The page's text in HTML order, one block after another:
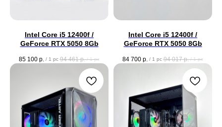
Intel Core i5 12400f /
GeForce RTX 5050 8Gb
85 100 р. / 1 pc 94 461 р. / 1 pc
Intel Core i5 12400f /
GeForce RTX 5050 8Gb
84 700 р. / 1 pc 94 017 р. / 1 pc